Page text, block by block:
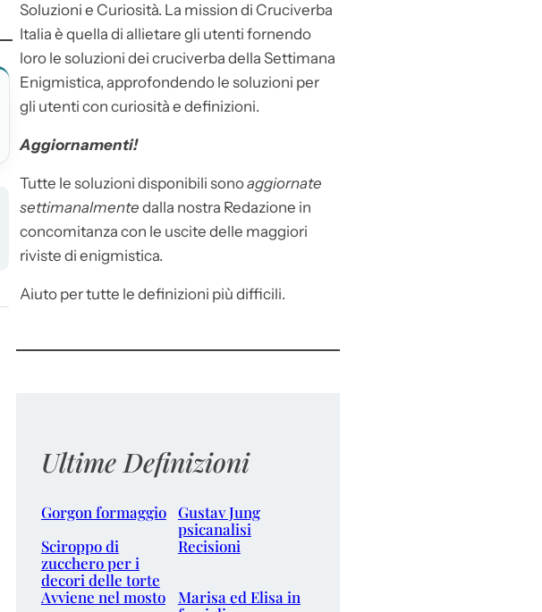
Soluzioni e Curiosità. La mission di Cruciverba
Italia è quella di allietare gli utenti fornendo
loro le soluzioni dei cruciverba della Settimana
Enigmistica, approfondendo le soluzioni per
gli utenti con curiosità e definizioni.
Aggiornamenti!
Tutte le soluzioni disponibili sonoaggiornate
settimanalmente dalla nostra Redazione in
concomitanza con le uscite delle maggiori
riviste di enigmistica.
Aiuto per tutte le definizioni più difficili.
Ultime Definizioni
Gorgon formaggio Gustav Jung
psicanalisi
Sciroppo di
zucchero per i
decori delle torte
Recisioni
Avviene nel mosto
Marisa ed Elisa in